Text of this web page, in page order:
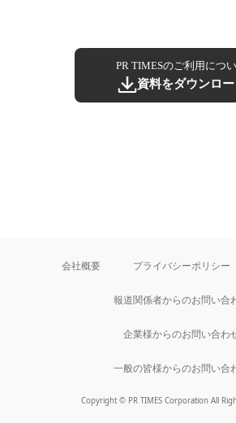
PR TIMESのご利用につ
資料をダウンロー
会社概要 プライバシーポリシー
報道関係者からのお問い合
企業様からのお問い合わ
一般の皆様からのお問い合
Copyright © PR TIMES Corporation All